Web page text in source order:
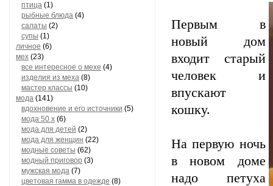
птица (1)
рыбные блюда (4)
салаты (2)
супы (1)
личное (6)
мех (23)
все интересное о мехе (4)
изделия из меха (8)
мастер классы (10)
мода (141)
вдохновение и его источники (5)
мода 50 х (6)
мода для детей (2)
мода для женщин (22)
модные советы (62)
модный приговор (3)
мужская мода (7)
цветовая гамма в одежде (8)
Первым в
новый дом
входит старый
человек и
впускают
кошку.
На первую ночь
в новом доме
надо петуха